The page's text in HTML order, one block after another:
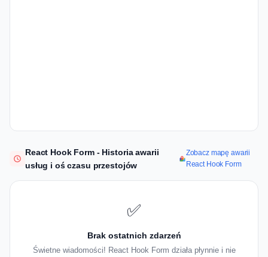
React Hook Form - Historia awarii
usług i oś czasu przestojów
Zobacz mapę awarii
React Hook Form
✅
Brak ostatnich zdarzeń
Świetne wiadomości! React Hook Form działa płynnie i nie